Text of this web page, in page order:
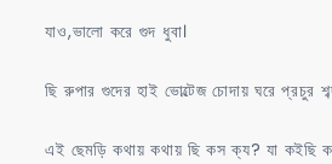
যাও,ভালো করে গুদ ধুবা।
ছি রুপার গুদের হাই ভোল্টেজ চোদায় ঘরে প্রচুর
এই ছেমড়ি কথায় কথায় ছি কস ক্য? যা কইছি